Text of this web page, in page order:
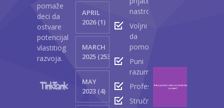
pomaže
deci da
ostvare
potencijal
vlastitiog
razvoja.
APRIL
2026 (1)
MARCH
2025 (2530)
MAY
2023 (4)
nastrojeni
Voljni
da
pomognu
Puni
razumevanja
Profesionalci
Stručnjaci